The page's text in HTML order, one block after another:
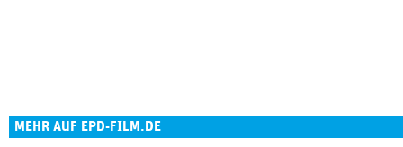
MEHR AUF EPD-FILM.DE